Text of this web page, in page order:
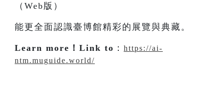
（Web版）
能更全面認識臺博館精彩的展覽與典藏。
Learn more！Link to ： https://ai-
ntm.muguide.world/